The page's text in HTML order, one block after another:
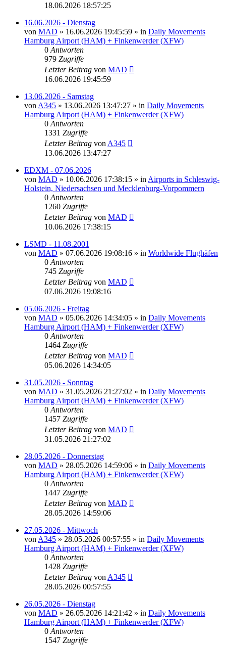
18.06.2026 18:57:25
16.06.2026 - Dienstag
von MAD » 16.06.2026 19:45:59 » in Daily Movements
Hamburg Airport (HAM) + Finkenwerder (XFW)
0 Antworten
979 Zugriffe
Letzter Beitrag von MAD
16.06.2026 19:45:59
13.06.2026 - Samstag
von A345 » 13.06.2026 13:47:27 » in Daily Movements
Hamburg Airport (HAM) + Finkenwerder (XFW)
0 Antworten
1331 Zugriffe
Letzter Beitrag von A345
13.06.2026 13:47:27
EDXM - 07.06.2026
von MAD » 10.06.2026 17:38:15 » in Airports in Schleswig-
Holstein, Niedersachsen und Mecklenburg-Vorpommern
0 Antworten
1260 Zugriffe
Letzter Beitrag von MAD
10.06.2026 17:38:15
LSMD - 11.08.2001
von MAD » 07.06.2026 19:08:16 » in Worldwide Flughäfen
0 Antworten
745 Zugriffe
Letzter Beitrag von MAD
07.06.2026 19:08:16
05.06.2026 - Freitag
von MAD » 05.06.2026 14:34:05 » in Daily Movements
Hamburg Airport (HAM) + Finkenwerder (XFW)
0 Antworten
1464 Zugriffe
Letzter Beitrag von MAD
05.06.2026 14:34:05
31.05.2026 - Sonntag
von MAD » 31.05.2026 21:27:02 » in Daily Movements
Hamburg Airport (HAM) + Finkenwerder (XFW)
0 Antworten
1457 Zugriffe
Letzter Beitrag von MAD
31.05.2026 21:27:02
28.05.2026 - Donnerstag
von MAD » 28.05.2026 14:59:06 » in Daily Movements
Hamburg Airport (HAM) + Finkenwerder (XFW)
0 Antworten
1447 Zugriffe
Letzter Beitrag von MAD
28.05.2026 14:59:06
27.05.2026 - Mittwoch
von A345 » 28.05.2026 00:57:55 » in Daily Movements
Hamburg Airport (HAM) + Finkenwerder (XFW)
0 Antworten
1428 Zugriffe
Letzter Beitrag von A345
28.05.2026 00:57:55
26.05.2026 - Dienstag
von MAD » 26.05.2026 14:21:42 » in Daily Movements
Hamburg Airport (HAM) + Finkenwerder (XFW)
0 Antworten
1547 Zugriffe